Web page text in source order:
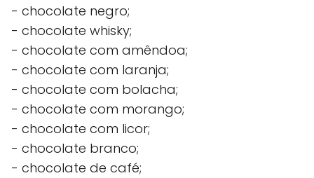
- chocolate negro;
- chocolate whisky;
- chocolate com amêndoa;
- chocolate com laranja;
- chocolate com bolacha;
- chocolate com morango;
- chocolate com licor;
- chocolate branco;
- chocolate de café;